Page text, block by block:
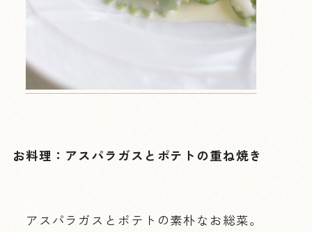
お料理：アスパラガスとポテトの重ね焼き
アスパラガスとポテトの素朴なお総菜。